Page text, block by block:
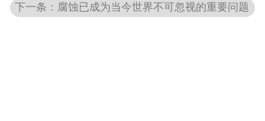
联系我们
下一条：腐蚀已成为当今世界不可忽视的重要问题